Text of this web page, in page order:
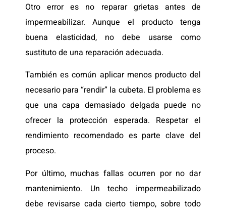
Otro error es no reparar grietas antes de
impermeabilizar. Aunque el producto tenga
buena elasticidad, no debe usarse como
sustituto de una reparación adecuada.
También es común aplicar menos producto del
necesario para “rendir” la cubeta. El problema es
que una capa demasiado delgada puede no
ofrecer la protección esperada. Respetar el
rendimiento recomendado es parte clave del
proceso.
Por último, muchas fallas ocurren por no dar
mantenimiento. Un techo impermeabilizado
debe revisarse cada cierto tiempo, sobre todo